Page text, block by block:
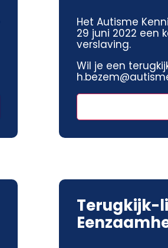
Het Autisme
29 juni 2022 een
verslaving.
Wil je een
Terugkijk-